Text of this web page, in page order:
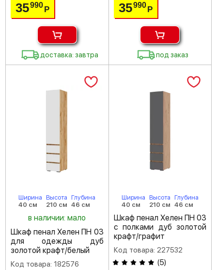
35990Р
доставка: завтра
35990 Р
под заказ
Ширина
40 см
Высота
210 см
Глубина
46 см
в наличии: мало
Шкаф пенал Хелен ПН 03
для одежды дуб
золотой крафт/белый
Код товара: 182576
Ширина
40 см
Высота
210 см
Глубина
46 см
Шкаф пенал Хелен ПН 03
с полками дуб золотой
крафт/графит
Код товара: 227532
(5)